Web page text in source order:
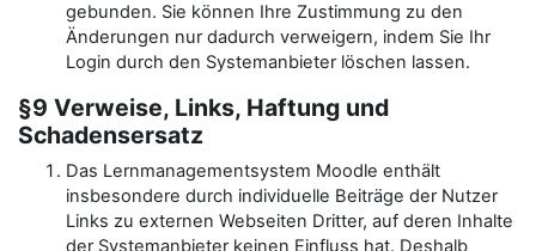
gebunden. Sie können Ihre Zustimmung zu den
Änderungen nur dadurch verweigern, indem Sie Ihr
Login durch den Systemanbieter löschen lassen.
§9 Verweise, Links, Haftung und
Schadensersatz
Das Lernmanagementsystem Moodle enthält
insbesondere durch individuelle Beiträge der Nutzer
Links zu externen Webseiten Dritter, auf deren Inhalte
der Systemanbieter keinen Einfluss hat. Deshalb